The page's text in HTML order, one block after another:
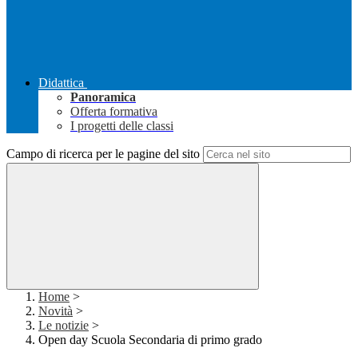
Didattica
Panoramica
Offerta formativa
I progetti delle classi
Campo di ricerca per le pagine del sito
Home >
Novità >
Le notizie >
Open day Scuola Secondaria di primo grado